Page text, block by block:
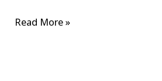
Read More »